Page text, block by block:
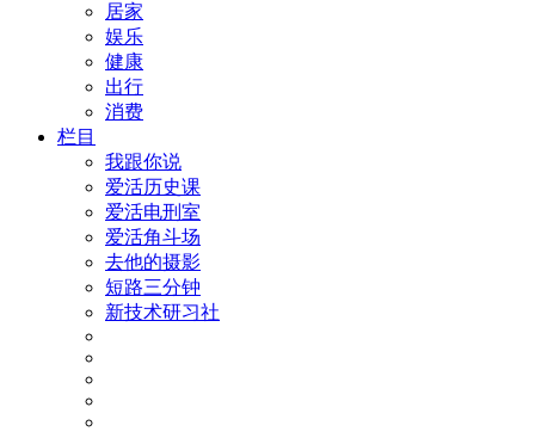
居家
娱乐
健康
出行
消费
栏目
我跟你说
爱活历史课
爱活电刑室
爱活角斗场
去他的摄影
短路三分钟
新技术研习社